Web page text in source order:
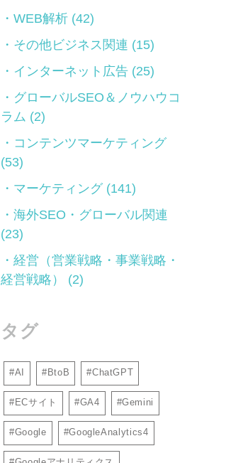
WEB解析 (42)
その他ビジネス関連 (15)
インターネット広告 (25)
グローバルSEO＆ノウハウコ
ラム (2)
コンテンツマーケティング
(53)
マーケティング(141)
海外SEO・グローバル関連
(23)
経営（営業戦略・事業戦略・
経営戦略）
(2)
タグ
AI BtoB ChatGPT
ECサイト GA4 Gemini
Google GoogleAnalytics4